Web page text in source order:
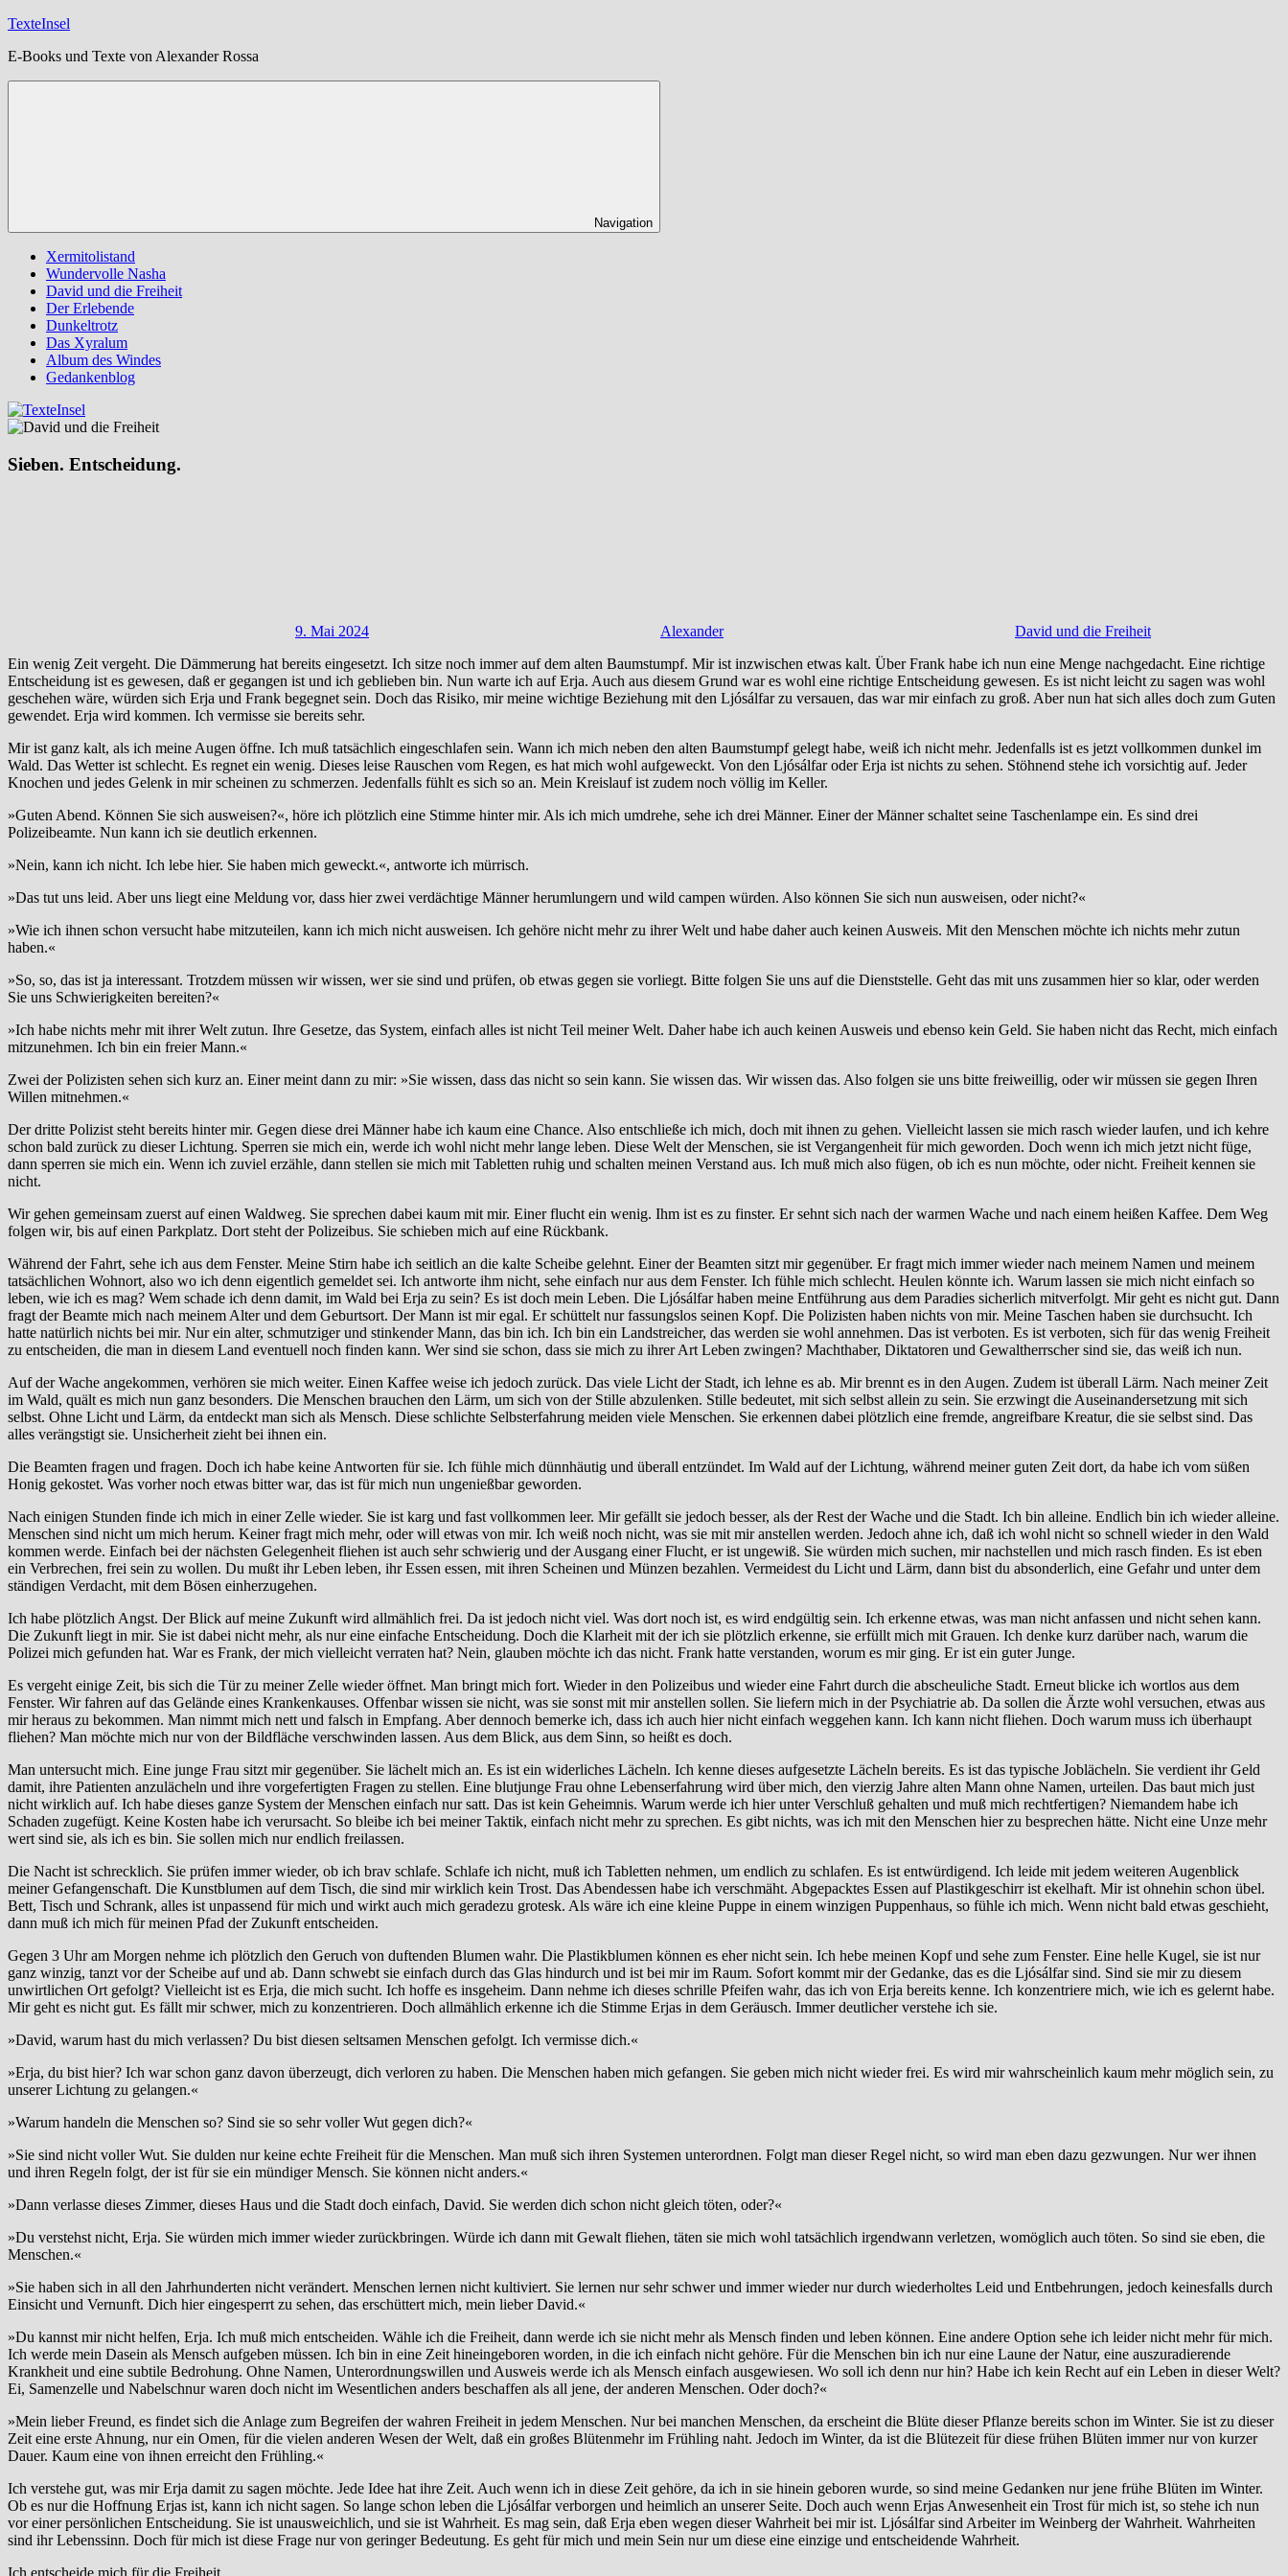
Zum
springen
TexteInsel
E-Books und Texte von Alexander Rossa
Navigation
Xermitolistand
Wundervolle Nasha
David und die Freiheit
Der Erlebende
Dunkeltrotz
Das Xyralum
Album des Windes
Gedankenblog
Sieben. Entscheidung.
9. Mai 2024 Alexander
David und die Freiheit
Ein wenig Zeit vergeht. Die Dämmerung hat bereits eingesetzt. Ich sitze noch immer auf dem alten Baumstumpf. Mir ist inzwischen etwas kalt. Über Frank habe ich nun eine Menge nachgedacht. Eine richtige
Entscheidung ist es gewesen, daß er gegangen ist und ich geblieben bin. Nun warte ich auf Erja. Auch aus diesem Grund war es wohl eine richtige Entscheidung gewesen. Es ist nicht leicht zu sagen was wohl
geschehen wäre, würden sich Erja und Frank begegnet sein. Doch das Risiko, mir meine wichtige Beziehung mit den Ljósálfar zu versauen, das war mir einfach zu groß. Aber nun hat sich alles doch zum Guten
gewendet. Erja wird kommen. Ich vermisse sie bereits sehr.
Mir ist ganz kalt, als ich meine Augen öffne. Ich muß tatsächlich eingeschlafen sein. Wann ich mich neben den alten Baumstumpf gelegt habe, weiß ich nicht mehr. Jedenfalls ist es jetzt vollkommen dunkel im
Wald. Das Wetter ist schlecht. Es regnet ein wenig. Dieses leise Rauschen vom Regen, es hat mich wohl aufgeweckt. Von den Ljósálfar oder Erja ist nichts zu sehen. Stöhnend stehe ich vorsichtig auf. Jeder
Knochen und jedes Gelenk in mir scheinen zu schmerzen. Jedenfalls fühlt es sich so an. Mein Kreislauf ist zudem noch völlig im Keller.
»Guten Abend. Können Sie sich ausweisen?«, höre ich plötzlich eine Stimme hinter mir. Als ich mich umdrehe, sehe ich drei Männer. Einer der Männer schaltet seine Taschenlampe ein. Es sind drei
Polizeibeamte. Nun kann ich sie deutlich erkennen.
»Nein, kann ich nicht. Ich lebe hier. Sie haben mich geweckt.«, antworte ich mürrisch.
»Das tut uns leid. Aber uns liegt eine Meldung vor, dass hier zwei verdächtige Männer herumlungern und wild campen würden. Also können Sie sich nun ausweisen, oder nicht?«
»Wie ich ihnen schon versucht habe mitzuteilen, kann ich mich nicht ausweisen. Ich gehöre nicht mehr zu ihrer Welt und habe daher auch keinen Ausweis. Mit den Menschen möchte ich nichts mehr zutun
haben.«
»So, so, das ist ja interessant. Trotzdem müssen wir wissen, wer sie sind und prüfen, ob etwas gegen sie vorliegt. Bitte folgen Sie uns auf die Dienststelle. Geht das mit uns zusammen hier so klar, oder werden
Sie uns Schwierigkeiten bereiten?«
»Ich habe nichts mehr mit ihrer Welt zutun. Ihre Gesetze, das System, einfach alles ist nicht Teil meiner Welt. Daher habe ich auch keinen Ausweis und ebenso kein Geld. Sie haben nicht das Recht, mich einfach
mitzunehmen. Ich bin ein freier Mann.«
Zwei der Polizisten sehen sich kurz an. Einer meint dann zu mir: »Sie wissen, dass das nicht so sein kann. Sie wissen das. Wir wissen das. Also folgen sie uns bitte freiweillig, oder wir müssen sie gegen Ihren
Willen mitnehmen.«
Der dritte Polizist steht bereits hinter mir. Gegen diese drei Männer habe ich kaum eine Chance. Also entschließe ich mich, doch mit ihnen zu gehen. Vielleicht lassen sie mich rasch wieder laufen, und ich kehre
schon bald zurück zu dieser Lichtung. Sperren sie mich ein, werde ich wohl nicht mehr lange leben. Diese Welt der Menschen, sie ist Vergangenheit für mich geworden. Doch wenn ich mich jetzt nicht füge,
dann sperren sie mich ein. Wenn ich zuviel erzähle, dann stellen sie mich mit Tabletten ruhig und schalten meinen Verstand aus. Ich muß mich also fügen, ob ich es nun möchte, oder nicht. Freiheit kennen sie
nicht.
Wir gehen gemeinsam zuerst auf einen Waldweg. Sie sprechen dabei kaum mit mir. Einer flucht ein wenig. Ihm ist es zu finster. Er sehnt sich nach der warmen Wache und nach einem heißen Kaffee. Dem Weg
folgen wir, bis auf einen Parkplatz. Dort steht der Polizeibus. Sie schieben mich auf eine Rückbank.
Während der Fahrt, sehe ich aus dem Fenster. Meine Stirn habe ich seitlich an die kalte Scheibe gelehnt. Einer der Beamten sitzt mir gegenüber. Er fragt mich immer wieder nach meinem Namen und meinem
tatsächlichen Wohnort, also wo ich denn eigentlich gemeldet sei. Ich antworte ihm nicht, sehe einfach nur aus dem Fenster. Ich fühle mich schlecht. Heulen könnte ich. Warum lassen sie mich nicht einfach so
leben, wie ich es mag? Wem schade ich denn damit, im Wald bei Erja zu sein? Es ist doch mein Leben. Die Ljósálfar haben meine Entführung aus dem Paradies sicherlich mitverfolgt. Mir geht es nicht gut. Dann
fragt der Beamte mich nach meinem Alter und dem Geburtsort. Der Mann ist mir egal. Er schüttelt nur fassungslos seinen Kopf. Die Polizisten haben nichts von mir. Meine Taschen haben sie durchsucht. Ich
hatte natürlich nichts bei mir. Nur ein alter, schmutziger und stinkender Mann, das bin ich. Ich bin ein Landstreicher, das werden sie wohl annehmen. Das ist verboten. Es ist verboten, sich für das wenig Freiheit
zu entscheiden, die man in diesem Land eventuell noch finden kann. Wer sind sie schon, dass sie mich zu ihrer Art Leben zwingen? Machthaber, Diktatoren und Gewaltherrscher sind sie, das weiß ich nun.
Auf der Wache angekommen, verhören sie mich weiter. Einen Kaffee weise ich jedoch zurück. Das viele Licht der Stadt, ich lehne es ab. Mir brennt es in den Augen. Zudem ist überall Lärm. Nach meiner Zeit
im Wald, quält es mich nun ganz besonders. Die Menschen brauchen den Lärm, um sich von der Stille abzulenken. Stille bedeutet, mit sich selbst allein zu sein. Sie erzwingt die Auseinandersetzung mit sich
selbst. Ohne Licht und Lärm, da entdeckt man sich als Mensch. Diese schlichte Selbsterfahrung meiden viele Menschen. Sie erkennen dabei plötzlich eine fremde, angreifbare Kreatur, die sie selbst sind. Das
alles verängstigt sie. Unsicherheit zieht bei ihnen ein.
Die Beamten fragen und fragen. Doch ich habe keine Antworten für sie. Ich fühle mich dünnhäutig und überall entzündet. Im Wald auf der Lichtung, während meiner guten Zeit dort, da habe ich vom süßen
Honig gekostet. Was vorher noch etwas bitter war, das ist für mich nun ungenießbar geworden.
Nach einigen Stunden finde ich mich in einer Zelle wieder. Sie ist karg und fast vollkommen leer. Mir gefällt sie jedoch besser, als der Rest der Wache und die Stadt. Ich bin alleine. Endlich bin ich wieder alleine.
Menschen sind nicht um mich herum. Keiner fragt mich mehr, oder will etwas von mir. Ich weiß noch nicht, was sie mit mir anstellen werden. Jedoch ahne ich, daß ich wohl nicht so schnell wieder in den Wald
kommen werde. Einfach bei der nächsten Gelegenheit fliehen ist auch sehr schwierig und der Ausgang einer Flucht, er ist ungewiß. Sie würden mich suchen, mir nachstellen und mich rasch finden. Es ist eben
ein Verbrechen, frei sein zu wollen. Du mußt ihr Leben leben, ihr Essen essen, mit ihren Scheinen und Münzen bezahlen. Vermeidest du Licht und Lärm, dann bist du absonderlich, eine Gefahr und unter dem
ständigen Verdacht, mit dem Bösen einherzugehen.
Ich habe plötzlich Angst. Der Blick auf meine Zukunft wird allmählich frei. Da ist jedoch nicht viel. Was dort noch ist, es wird endgültig sein. Ich erkenne etwas, was man nicht anfassen und nicht sehen kann.
Die Zukunft liegt in mir. Sie ist dabei nicht mehr, als nur eine einfache Entscheidung. Doch die Klarheit mit der ich sie plötzlich erkenne, sie erfüllt mich mit Grauen. Ich denke kurz darüber nach, warum die
Polizei mich gefunden hat. War es Frank, der mich vielleicht verraten hat? Nein, glauben möchte ich das nicht. Frank hatte verstanden, worum es mir ging. Er ist ein guter Junge.
Es vergeht einige Zeit, bis sich die Tür zu meiner Zelle wieder öffnet. Man bringt mich fort. Wieder in den Polizeibus und wieder eine Fahrt durch die abscheuliche Stadt. Erneut blicke ich wortlos aus dem
Fenster. Wir fahren auf das Gelände eines Krankenkauses. Offenbar wissen sie nicht, was sie sonst mit mir anstellen sollen. Sie liefern mich in der Psychiatrie ab. Da sollen die Ärzte wohl versuchen, etwas aus
mir heraus zu bekommen. Man nimmt mich nett und falsch in Empfang. Aber dennoch bemerke ich, dass ich auch hier nicht einfach weggehen kann. Ich kann nicht fliehen. Doch warum muss ich überhaupt
fliehen? Man möchte mich nur von der Bildfläche verschwinden lassen. Aus dem Blick, aus dem Sinn, so heißt es doch.
Man untersucht mich. Eine junge Frau sitzt mir gegenüber. Sie lächelt mich an. Es ist ein widerliches Lächeln. Ich kenne dieses aufgesetzte Lächeln bereits. Es ist das typische Joblächeln. Sie verdient ihr Geld
damit, ihre Patienten anzulächeln und ihre vorgefertigten Fragen zu stellen. Eine blutjunge Frau ohne Lebenserfahrung wird über mich, den vierzig Jahre alten Mann ohne Namen, urteilen. Das baut mich just
nicht wirklich auf. Ich habe dieses ganze System der Menschen einfach nur satt. Das ist kein Geheimnis. Warum werde ich hier unter Verschluß gehalten und muß mich rechtfertigen? Niemandem habe ich
Schaden zugefügt. Keine Kosten habe ich verursacht. So bleibe ich bei meiner Taktik, einfach nicht mehr zu sprechen. Es gibt nichts, was ich mit den Menschen hier zu besprechen hätte. Nicht eine Unze mehr
wert sind sie, als ich es bin. Sie sollen mich nur endlich freilassen.
Die Nacht ist schrecklich. Sie prüfen immer wieder, ob ich brav schlafe. Schlafe ich nicht, muß ich Tabletten nehmen, um endlich zu schlafen. Es ist entwürdigend. Ich leide mit jedem weiteren Augenblick
meiner Gefangenschaft. Die Kunstblumen auf dem Tisch, die sind mir wirklich kein Trost. Das Abendessen habe ich verschmäht. Abgepacktes Essen auf Plastikgeschirr ist ekelhaft. Mir ist ohnehin schon übel.
Bett, Tisch und Schrank, alles ist unpassend für mich und wirkt auch mich geradezu grotesk. Als wäre ich eine kleine Puppe in einem winzigen Puppenhaus, so fühle ich mich. Wenn nicht bald etwas geschieht,
dann muß ich mich für meinen Pfad der Zukunft entscheiden.
Gegen 3 Uhr am Morgen nehme ich plötzlich den Geruch von duftenden Blumen wahr. Die Plastikblumen können es eher nicht sein. Ich hebe meinen Kopf und sehe zum Fenster. Eine helle Kugel, sie ist nur
ganz winzig, tanzt vor der Scheibe auf und ab. Dann schwebt sie einfach durch das Glas hindurch und ist bei mir im Raum. Sofort kommt mir der Gedanke, das es die Ljósálfar sind. Sind sie mir zu diesem
unwirtlichen Ort gefolgt? Vielleicht ist es Erja, die mich sucht. Ich hoffe es insgeheim. Dann nehme ich dieses schrille Pfeifen wahr, das ich von Erja bereits kenne. Ich konzentriere mich, wie ich es gelernt habe.
Mir geht es nicht gut. Es fällt mir schwer, mich zu konzentrieren. Doch allmählich erkenne ich die Stimme Erjas in dem Geräusch. Immer deutlicher verstehe ich sie.
»David, warum hast du mich verlassen? Du bist diesen seltsamen Menschen gefolgt. Ich vermisse dich.«
»Erja, du bist hier? Ich war schon ganz davon überzeugt, dich verloren zu haben. Die Menschen haben mich gefangen. Sie geben mich nicht wieder frei. Es wird mir wahrscheinlich kaum mehr möglich sein, zu
unserer Lichtung zu gelangen.«
»Warum handeln die Menschen so? Sind sie so sehr voller Wut gegen dich?«
»Sie sind nicht voller Wut. Sie dulden nur keine echte Freiheit für die Menschen. Man muß sich ihren Systemen unterordnen. Folgt man dieser Regel nicht, so wird man eben dazu gezwungen. Nur wer ihnen
und ihren Regeln folgt, der ist für sie ein mündiger Mensch. Sie können nicht anders.«
»Dann verlasse dieses Zimmer, dieses Haus und die Stadt doch einfach, David. Sie werden dich schon nicht gleich töten, oder?«
»Du verstehst nicht, Erja. Sie würden mich immer wieder zurückbringen. Würde ich dann mit Gewalt fliehen, täten sie mich wohl tatsächlich irgendwann verletzen, womöglich auch töten. So sind sie eben, die
Menschen.«
»Sie haben sich in all den Jahrhunderten nicht verändert. Menschen lernen nicht kultiviert. Sie lernen nur sehr schwer und immer wieder nur durch wiederholtes Leid und Entbehrungen, jedoch keinesfalls durch
Einsicht und Vernunft. Dich hier eingesperrt zu sehen, das erschüttert mich, mein lieber David.«
»Du kannst mir nicht helfen, Erja. Ich muß mich entscheiden. Wähle ich die Freiheit, dann werde ich sie nicht mehr als Mensch finden und leben können. Eine andere Option sehe ich leider nicht mehr für mich.
Ich werde mein Dasein als Mensch aufgeben müssen. Ich bin in eine Zeit hineingeboren worden, in die ich einfach nicht gehöre. Für die Menschen bin ich nur eine Laune der Natur, eine auszuradierende
Krankheit und eine subtile Bedrohung. Ohne Namen, Unterordnungswillen und Ausweis werde ich als Mensch einfach ausgewiesen. Wo soll ich denn nur hin? Habe ich kein Recht auf ein Leben in dieser Welt?
Ei, Samenzelle und Nabelschnur waren doch nicht im Wesentlichen anders beschaffen als all jene, der anderen Menschen. Oder doch?«
»Mein lieber Freund, es findet sich die Anlage zum Begreifen der wahren Freiheit in jedem Menschen. Nur bei manchen Menschen, da erscheint die Blüte dieser Pflanze bereits schon im Winter. Sie ist zu dieser
Zeit eine erste Ahnung, nur ein Omen, für die vielen anderen Wesen der Welt, daß ein großes Blütenmehr im Frühling naht. Jedoch im Winter, da ist die Blütezeit für diese frühen Blüten immer nur von kurzer
Dauer. Kaum eine von ihnen erreicht den Frühling.«
Ich verstehe gut, was mir Erja damit zu sagen möchte. Jede Idee hat ihre Zeit. Auch wenn ich in diese Zeit gehöre, da ich in sie hinein geboren wurde, so sind meine Gedanken nur jene frühe Blüten im Winter.
Ob es nur die Hoffnung Erjas ist, kann ich nicht sagen. So lange schon leben die Ljósálfar verborgen und heimlich an unserer Seite. Doch auch wenn Erjas Anwesenheit ein Trost für mich ist, so stehe ich nun
vor einer persönlichen Entscheidung. Sie ist unausweichlich, und sie ist Wahrheit. Es mag sein, daß Erja eben wegen dieser Wahrheit bei mir ist. Ljósálfar sind Arbeiter im Weinberg der Wahrheit. Wahrheiten
sind ihr Lebenssinn. Doch für mich ist diese Frage nur von geringer Bedeutung. Es geht für mich und mein Sein nur um diese eine einzige und entscheidende Wahrheit.